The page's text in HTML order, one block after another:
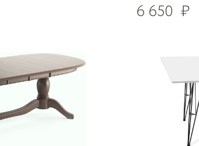
6 650 ₽